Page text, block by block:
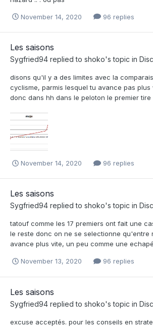
November 14, 2020 96 replies
Les saisons
Sygfried94 replied to shoko's topic in
disons qu'il y a des limites avec la
cyclisme, parmis lesquel tu avance pas plus
donc dans hh dans le peloton le premier tire
November 14, 2020 96 replies
Les saisons
Sygfried94 replied to shoko's topic in
tatouf comme les 17 premiers ont fait une
le reste donc on ne se selectionne qu'entre
avance plus vite, un peu comme une
November 13, 2020 96 replies
Les saisons
Sygfried94 replied to shoko's topic in
excuse acceptés. pour les conseils en